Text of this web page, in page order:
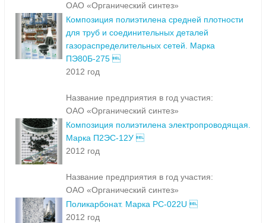
ОАО «Органический синтез»
Композиция полиэтилена средней плотности
для труб и соединительных деталей
газораспределительных сетей. Марка
ПЭ80Б-275 
2012 год
Название предприятия в год участия:
ОАО «Органический синтез»
Композиция полиэтилена электропроводящая.
Марка П2ЭС-12У 
2012 год
Название предприятия в год участия:
ОАО «Органический синтез»
Поликарбонат. Марка PC-022U 
2012 год